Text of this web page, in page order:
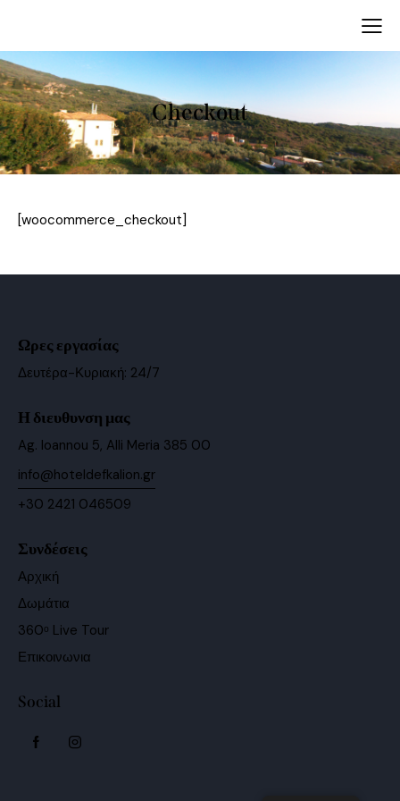
Checkout
[woocommerce_checkout]
Ωρες εργασίας
Δευτέρα-Κυριακή: 24/7
Η διευθυνση μας
Ag. Ioannou 5, Alli Meria 385 00
info@hoteldefkalion.gr
+30 2421 046509
Συνδέσεις
Αρχική
Δωμάτια
360ᵒ Live Tour
Επικοινωνια
Social